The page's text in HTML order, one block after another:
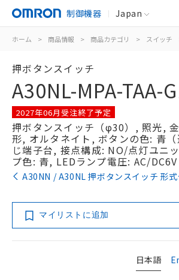
制御機器 Japan
ホーム > 商品情報 > 商品カテゴリ > スイッチ
押ボタンスイッチ
A30NL-MPA-TAA-
2027年06月受注終了予定
押ボタンスイッチ（φ30）, 照光,
形, オルタネイト, ボタンの色: 青
じ端子台, 接点構成: NO/点灯ユニ
プ色: 青, LEDランプ電圧: AC/DC6V
A30NN / A30NL 押ボタンスイッチ 形
マイリストに追加
日本語